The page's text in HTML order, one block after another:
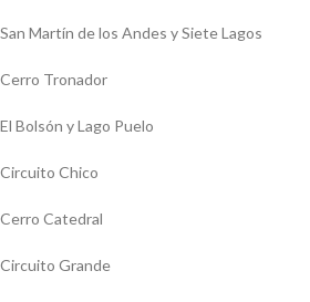
San Martín de los Andes y Siete Lagos
Cerro Tronador
El Bolsón y Lago Puelo
Circuito Chico
Cerro Catedral
Circuito Grande